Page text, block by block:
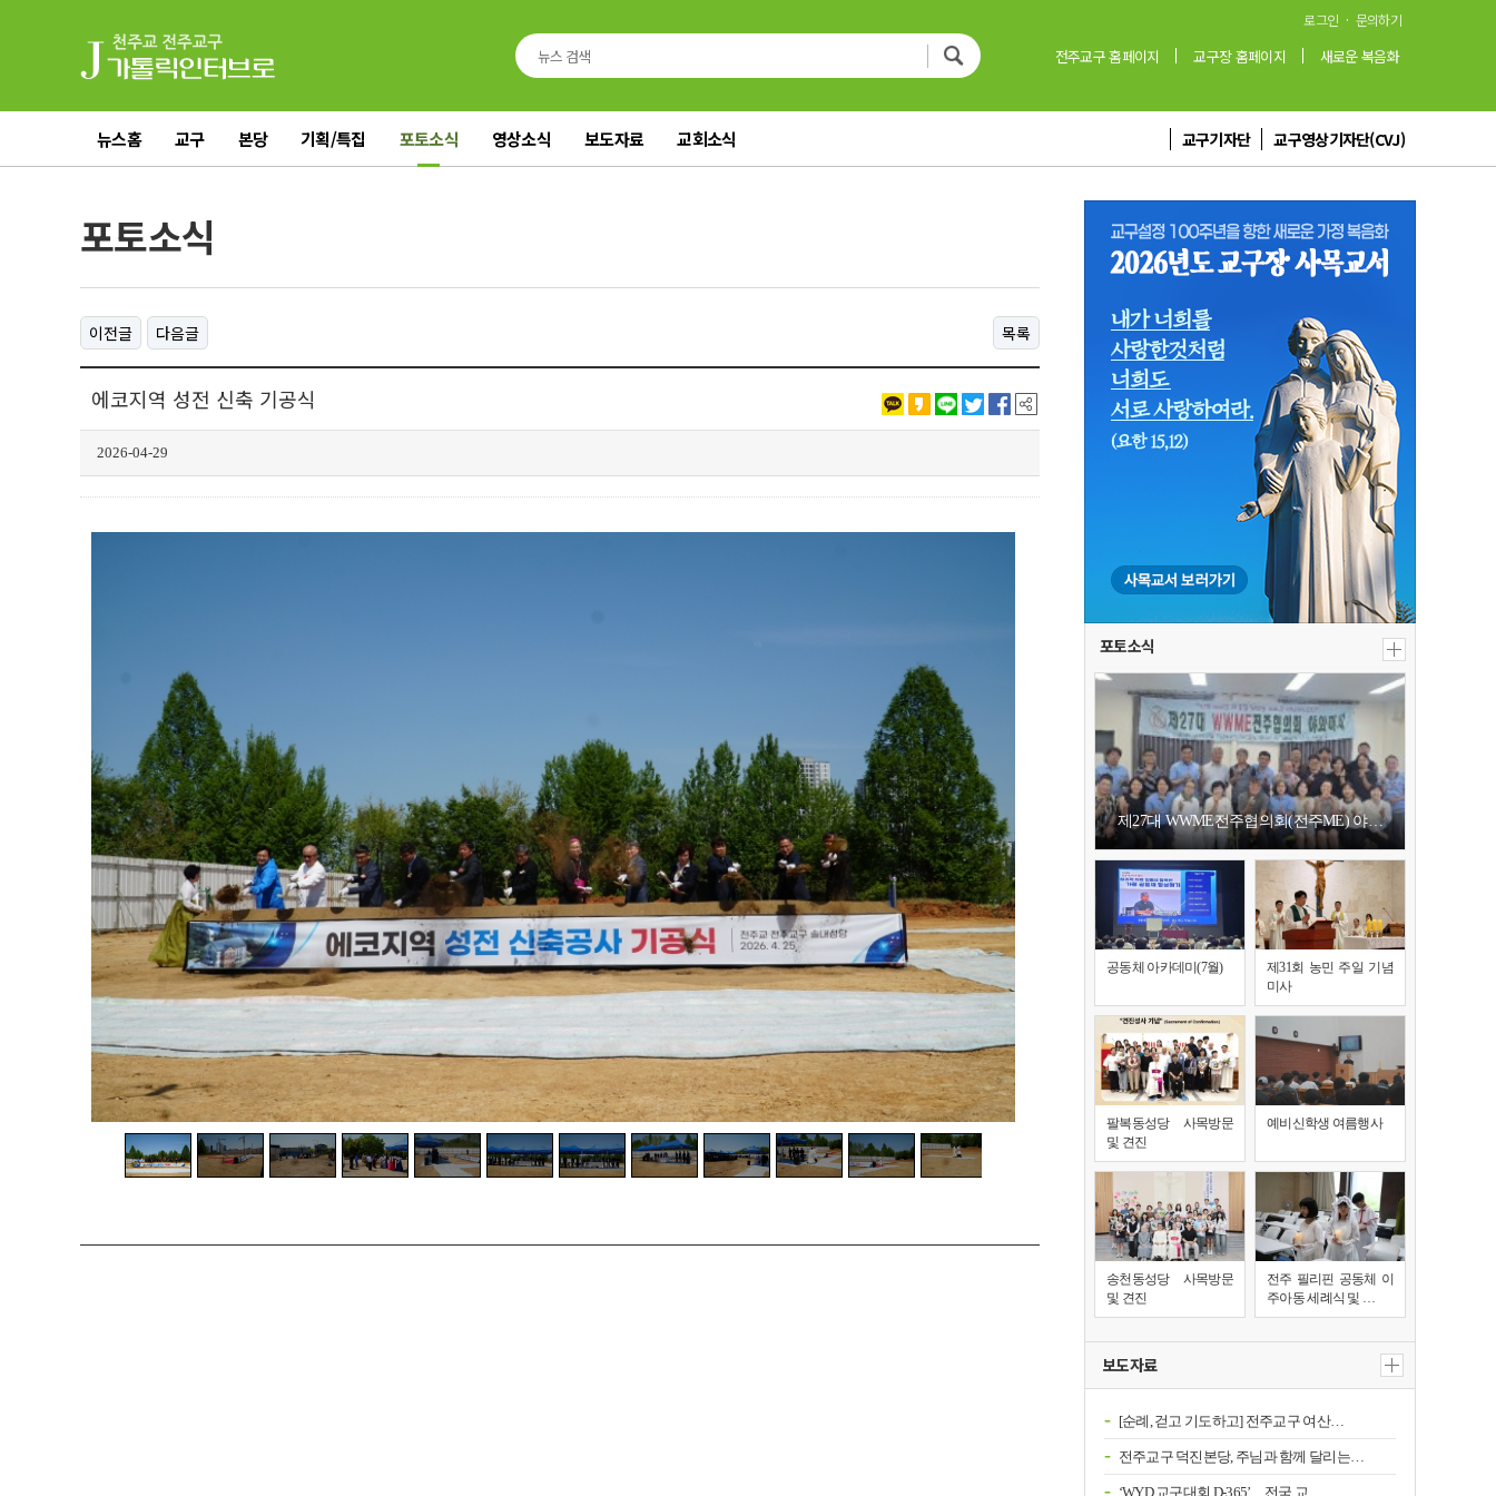
로그인 · 문의하기
전주교구 홈페이지 교구장 홈페이지 새로운 복음화
뉴스홈 교구 본당 기획/특집 포토소식 영상소식 보도자료 교회소식 교구기자단 교구영상기자단(CVJ)
포토소식
이전글 다음글 목록
에코지역 성전 신축 기공식
2026-04-29
포토소식
제27대 WWME전주협의회(전주ME) 야…
공동체 아카데미(7월)
제31회 농민 주일 기념
미사
팔복동성당 사목방문
및 견진
예비신학생 여름행사
송천동성당 사목방문
및 견진
전주 필리핀 공동체 이
주아동 세례식 및 …
보도자료
[순례, 걷고 기도하고] 전주교구 여산…
전주교구 덕진본당, 주님과 함께 달리는…
‘WYD 교구대회 D-365’…전국 교…